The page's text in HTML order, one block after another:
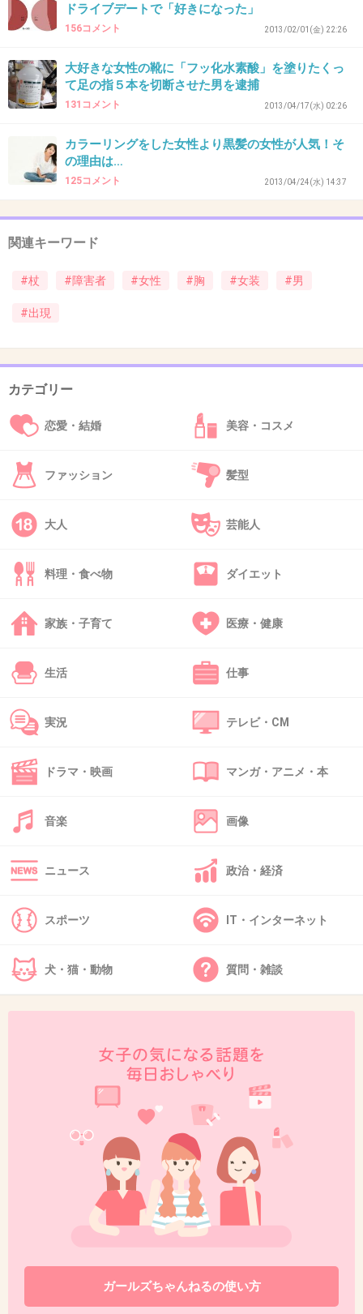
33. 匿名2013/03/06(水) 21:33:52
+6
2013/03/06(水) 21:34:38
仮にこれが男じゃなくてもいきなり下着の着け
しかし次から次へといろんな方法を考えるよね
37. 匿名 2013/03/06(水) 21:38:18
+3
人の親切を踏みにじる最低の行為。
こういうの最低だよー。
+6
40. 匿名2013/03/06(水) 21:45:41
やってる事も最低のクズ野郎だけど微塵の罪悪感もなさそ
６０のジジイ救いようが無いな…
2013/03/06(水) 21:52:05
障害者のフリするなんて最低過ぎる･･･
つーか、女装までしてたのか。なんてヤツだ･･･
+7 -0
ドライブデートで「好きになった」
156コメント 2013/02/01(金) 22:26
大好きな女性の靴に「フッ化水素酸」を塗りたくっ
て足の指５本を切断させた男を逮捕
131コメント 2013/04/17(水) 02:26
カラーリングをした女性より黒髪の女性が人気！そ
の理由は…
125コメント 2013/04/24(水) 14:37
関連キーワード
#杖 #障害者 #女性 #胸 #女装 #男
#出現
カテゴリー
恋愛・結婚 美容・コスメ
ファッション 髪型
大人 芸能人
料理・食べ物 ダイエット
家族・子育て 医療・健康
生活 仕事
実況 テレビ・CM
ドラマ・映画 マンガ・アニメ・本
音楽 画像
ニュース 政治・経済
スポーツ IT・インターネット
犬・猫・動物 質問・雑談
ガールズちゃんねるの使い方